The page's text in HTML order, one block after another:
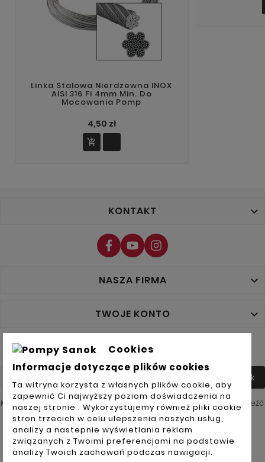
Linka Stalowa Nierdzewna INOX
AISI 316 Fi 4mm Min. Do
Mocowania Pomp
4,50 zł

KONTAKT 
NASZA FIRMA 
TWOJE KONTO 
NEWSLETTER
Tak
Możesz zrezygnować w każdej chwili. W tym celu należy odnaleźć
szczegóły w naszej informacji prawnej.
Akceptuję
ogólne
warunki
Cookies
Informacje dotyczące plików cookies
Ta witryna korzysta z własnych plików cookie, aby
zapewnić Ci najwyższy poziom doświadczenia na
naszej stronie . Wykorzystujemy również pliki cookie
stron trzecich w celu ulepszenia naszych usług,
analizy a nastepnie wyświetlania reklam
związanych z Twoimi preferencjami na podstawie
analizy Twoich zachowań podczas nawigacji.